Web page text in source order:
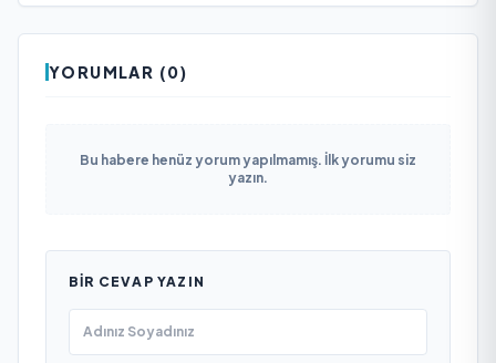
YORUMLAR (0)
Bu habere henüz yorum yapılmamış. İlk yorumu siz
yazın.
BIR CEVAP YAZIN